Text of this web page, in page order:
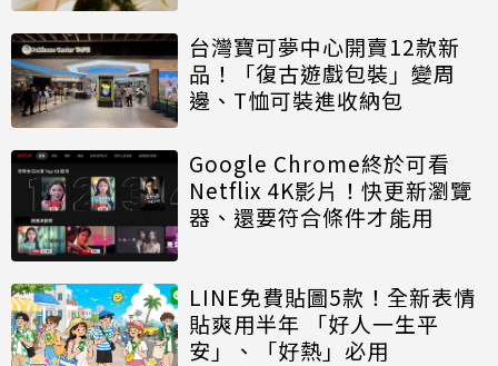
台灣寶可夢中心開賣12款新
品！「復古遊戲包裝」變周
邊、T恤可裝進收納包
Google Chrome終於可看
Netflix 4K影片！快更新瀏覽
器、還要符合條件才能用
LINE免費貼圖5款！全新表情
貼爽用半年 「好人一生平
安」、「好熱」必用